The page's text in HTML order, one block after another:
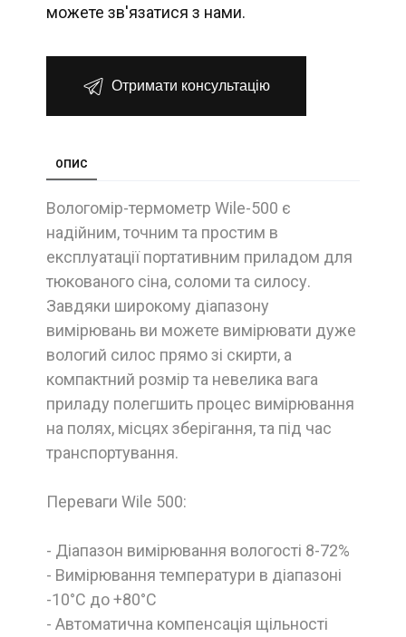
можете зв'язатися з нами.
Отримати консультацію
ОПИС
Вологомір-термометр Wile-500 є
надійним, точним та простим в
експлуатації портативним приладом для
тюкованого сіна, соломи та силосу.
Завдяки широкому діапазону
вимірювань ви можете вимірювати дуже
вологий силос прямо зі скирти, а
компактний розмір та невелика вага
приладу полегшить процес вимірювання
на полях, місцях зберігання, та під час
транспортування.
Переваги Wile 500:
- Діапазон вимірювання вологості 8-72%
- Вимірювання температури в діапазоні
-10°С до +80°С
- Автоматична компенсація щільності